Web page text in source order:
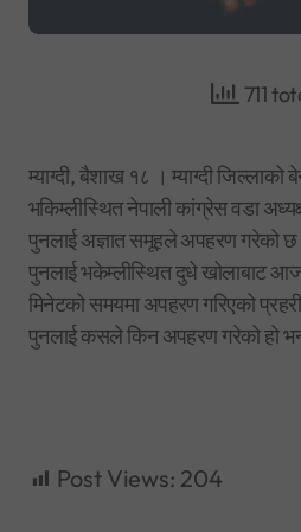
711
म्याग्दी, बैशाख १८ । म्याग्दी जिल्लाको
भकिम्लीस्थित नेपाली कांग्रेस वडा
पुनलाई अज्ञात समूहले अपहरण गरेको छ
पुनलाई भकेम्लीस्थित दुधे खोलाबाट
मिनेटको समयमा अपहरण गरिएको
पुनलाई कसले किन अपहरण गरेको हो
Post Views: 204